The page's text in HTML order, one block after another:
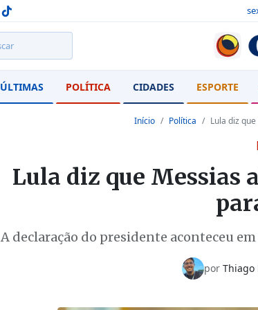
ÚLTIMAS POLÍTICA CIDADES ESPORTE
Início Política Lula diz
Lula diz que Messias
A declaração do presidente aconteceu
porThiago